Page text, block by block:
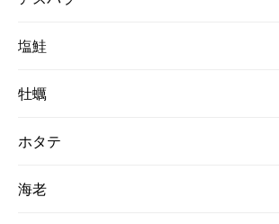
塩鮭
牡蠣
ホタテ
海老